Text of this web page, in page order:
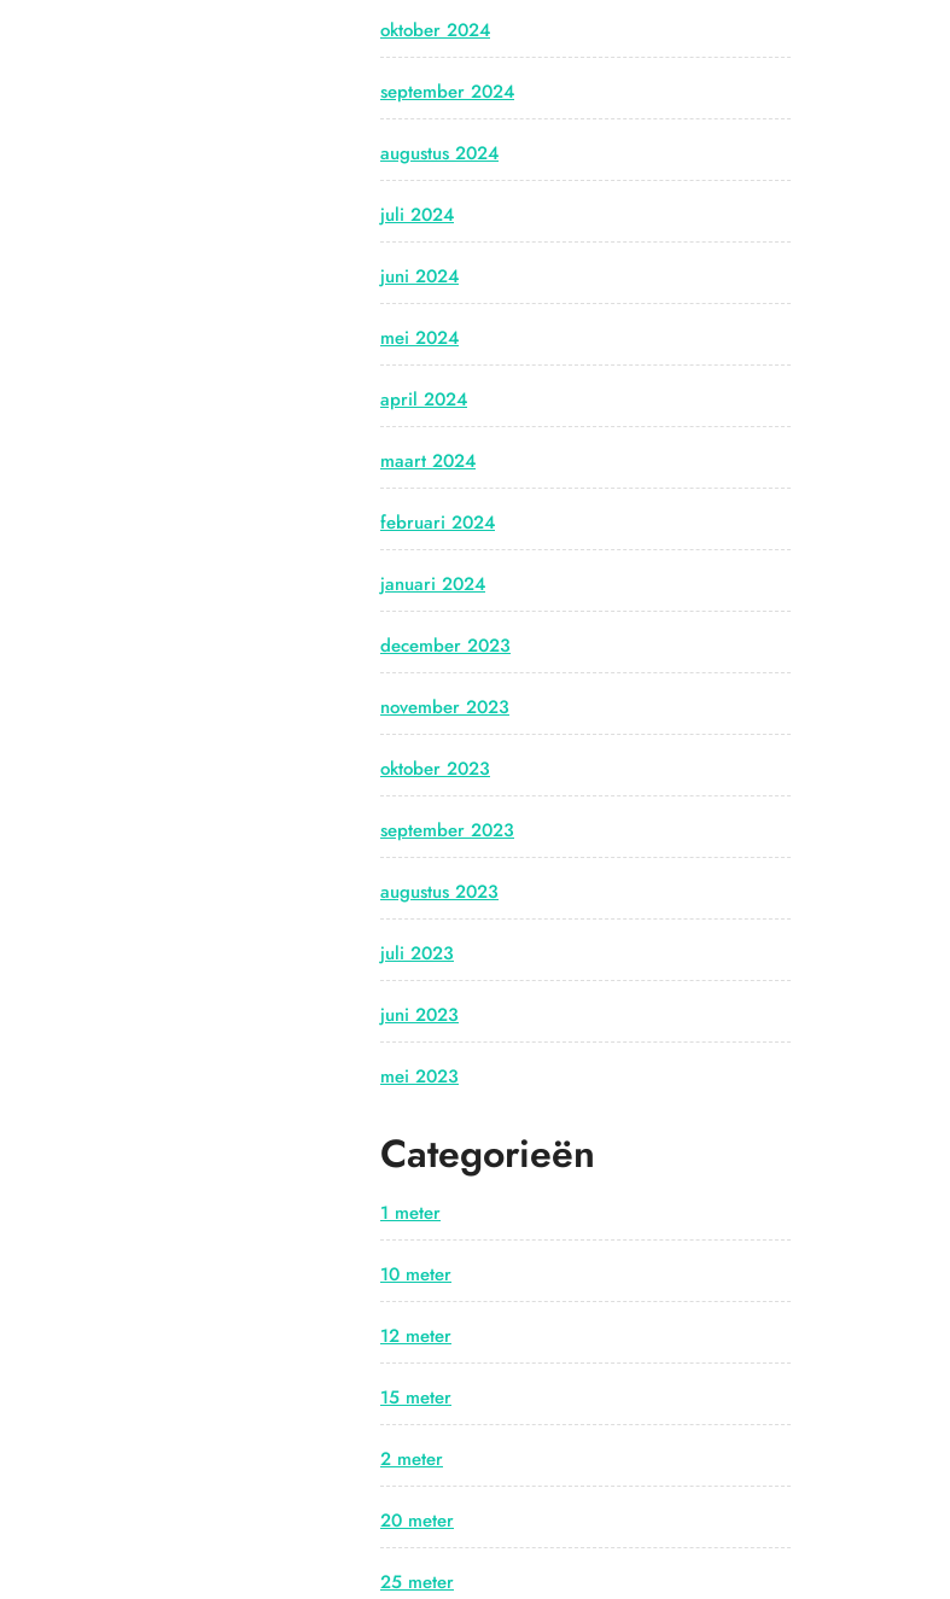
oktober 2024
september 2024
augustus 2024
juli 2024
juni 2024
mei 2024
april 2024
maart 2024
februari 2024
januari 2024
december 2023
november 2023
oktober 2023
september 2023
augustus 2023
juli 2023
juni 2023
mei 2023
Categorieën
1 meter
10 meter
12 meter
15 meter
2 meter
20 meter
25 meter